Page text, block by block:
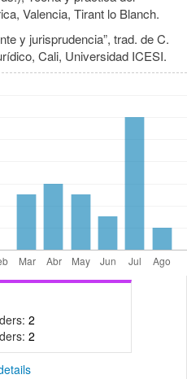
Valencia, Tirant lo Blanch.
y jurisprudencia”, trad. de C.
Cali, Universidad ICESI.
2
2